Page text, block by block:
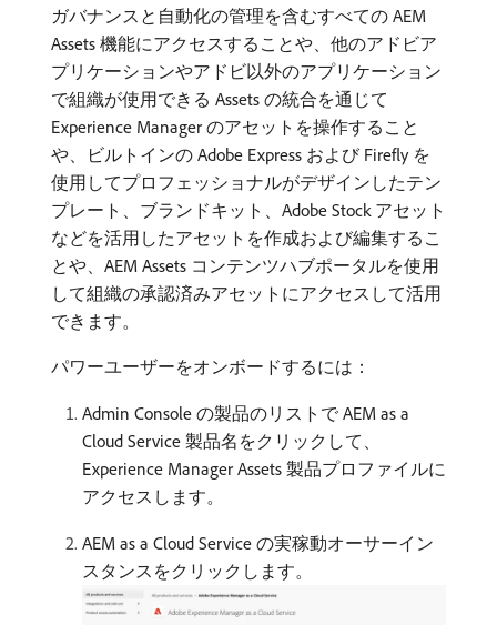
ガバナンスと自動化の管理を含むすべての AEM
Assets 機能にアクセスすることや、他のアドビア
プリケーションやアドビ以外のアプリケーション
で組織が使用できる Assets の統合を通じて
Experience Manager のアセットを操作すること
や、ビルトインの Adobe Express および Firefly を
使用してプロフェッショナルがデザインしたテン
プレート、ブランドキット、Adobe Stock アセット
などを活用したアセットを作成および編集するこ
とや、AEM Assets コンテンツハブポータルを使用
して組織の承認済みアセットにアクセスして活用
できます。
パワーユーザーをオンボードするには：
Admin Console の製品のリストで AEM as a
Cloud Service 製品名をクリックして、
Experience Manager Assets 製品プロファイルに
アクセスします。
AEM as a Cloud Service の実稼動オーサーイン
スタンスをクリックします。